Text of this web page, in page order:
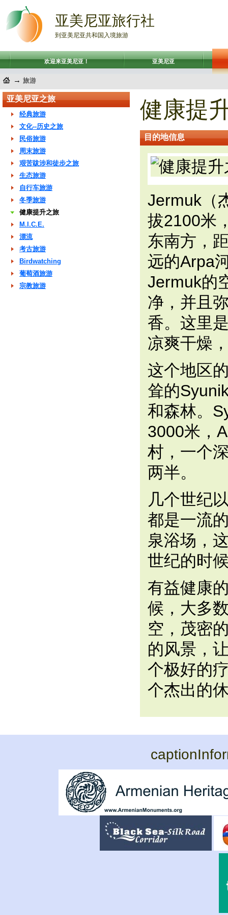
亚美尼亚旅行社
到亚美尼亚共和国入境旅游
欢迎来亚美尼亚！ 亚美尼亚
→ 旅游
亚美尼亚之旅
经典旅游
文化--历史之旅
民俗旅游
周末旅游
艰苦跋涉和徒步之旅
生态旅游
自行车旅游
冬季旅游
健康提升之旅
M.I.C.E.
漂流
考古旅游
Birdwatching
葡萄酒旅游
宗教旅游
健康提
目的地信息
Jermuk（
拔2100米
东南方，
远的Arpa
Jermuk的
净，并且
香。这里
凉爽干燥
这个地区
耸的
和森林。
3000米，
村，一个
两半。
几个世纪
都是一流
泉浴场，
世纪的时
有益健康
候，大多
空，茂密
的风景，
个极好的
个杰出的